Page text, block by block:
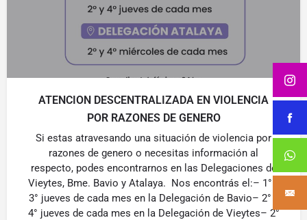
ATENCION DESCENTRALIZADA EN VIOLENCIA
POR RAZONES DE GENERO
Si estas atravesando una situación de violencia por
razones de genero o necesitas información al
respecto, podes encontrarnos en las Delegaciones de
Vieytes, Bme. Bavio y Atalaya. Nos encontrás el:– 1° y
3° jueves de cada mes en la Delegación de Bavio– 2° y
4° jueves de cada mes en la Delegación de Vieytes– 2°